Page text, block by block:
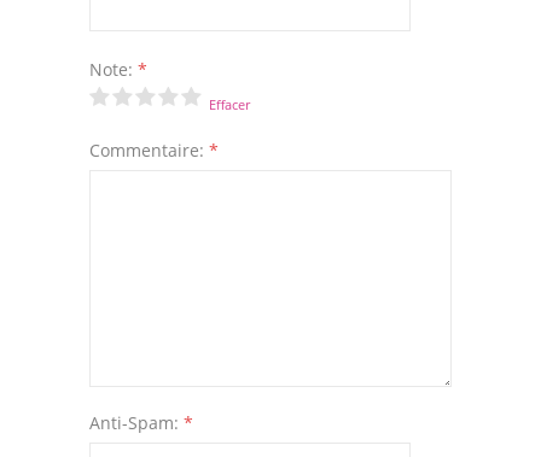
Note: *
Effacer
Commentaire: *
Anti-Spam: *